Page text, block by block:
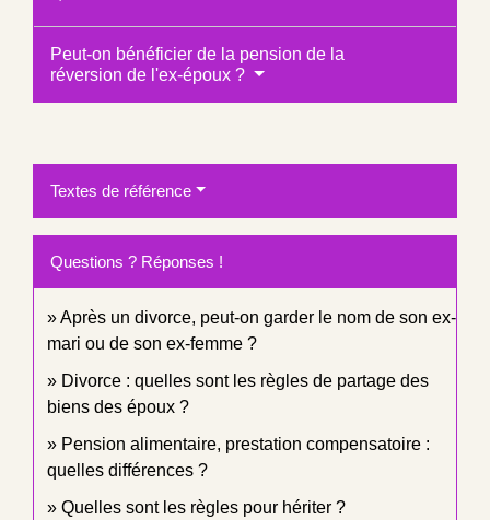
Peut-on bénéficier de la pension de la
réversion de l'ex-époux ?
Textes de référence
Questions ? Réponses !
Après un divorce, peut-on garder le nom de son ex-
mari ou de son ex-femme ?
Divorce : quelles sont les règles de partage des
biens des époux ?
Pension alimentaire, prestation compensatoire :
quelles différences ?
Quelles sont les règles pour hériter ?